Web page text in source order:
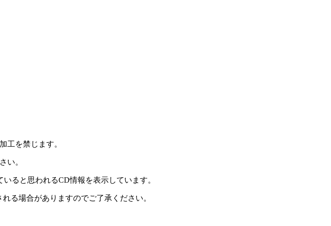
工を禁じます。
い。
ると思われるCD情報を表示しています。
る場合がありますのでご了承ください。